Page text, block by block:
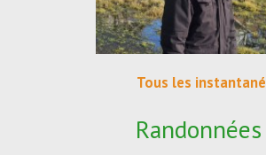
Tous les
Randonnées